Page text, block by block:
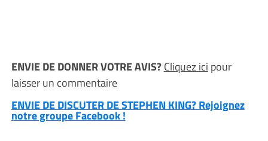
ENVIE DE DONNER VOTRE AVIS?Cliquez ici pour
laisser un commentaire
ENVIE DE DISCUTER DE STEPHEN KING? Rejoignez
notre groupe Facebook !